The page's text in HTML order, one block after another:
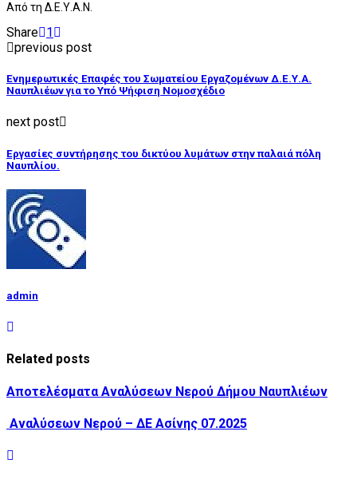
Από τη Δ.Ε.Υ.Α.Ν.
Share 1
previous post
Ενημερωτικές Επαφές του Σωματείου Εργαζομένων Δ.Ε.Υ.Α.
Ναυπλιέων για το Υπό Ψήφιση Νομοσχέδιο
next post
Εργασίες συντήρησης του δικτύου λυμάτων στην παλαιά πόλη
Ναυπλίου.
admin
Related posts
Αποτελέσματα Αναλύσεων Νερού Δήμου Ναυπλιέων
Αναλύσεων Νερού – ΔΕ Ασίνης 07.2025